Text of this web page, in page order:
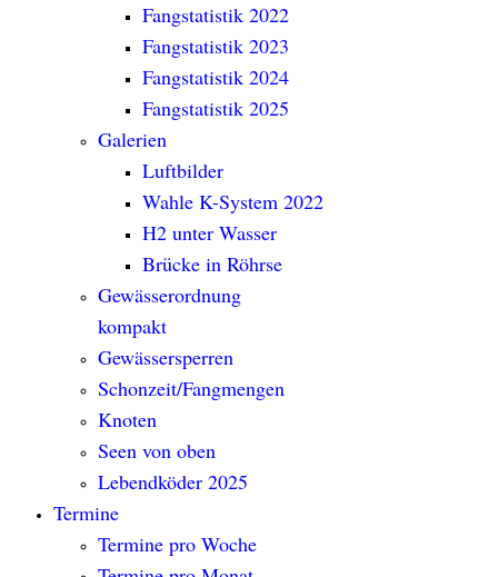
Fangstatistik 2022
Fangstatistik 2023
Fangstatistik 2024
Fangstatistik 2025
Galerien
Luftbilder
Wahle K-System 2022
H2 unter Wasser
Brücke in Röhrse
Gewässerordnung
kompakt
Gewässersperren
Schonzeit/Fangmengen
Knoten
Seen von oben
Lebendköder 2025
Termine
Termine pro Woche